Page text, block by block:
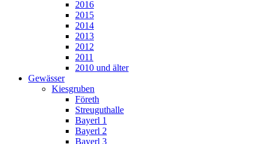
2016
2015
2014
2013
2012
2011
2010 und älter
Gewässer
Kiesgruben
Företh
Streuguthalle
Bayerl 1
Bayerl 2
Bayerl 3